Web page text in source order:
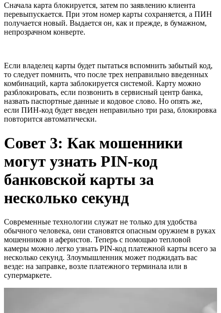
Сначала карта блокируется, затем по заявлению клиента
перевыпускается. При этом номер карты сохраняется, а ПИН
получается новый. Выдается он, как и прежде, в бумажном,
непрозрачном конверте.
Если владелец карты будет пытаться вспомнить забытый код,
то следует помнить, что после трех неправильно введенных
комбинаций, карта заблокируется системой. Карту можно
разблокировать, если позвонить в сервисный центр банка,
назвать паспортные данные и кодовое слово. Но опять же,
если ПИН-код будет введен неправильно три раза, блокировка
повторится автоматически.
Совет 3: Как мошенники
могут узнать PIN-код
банковской карты за
несколько секунд
Современные технологии служат не только для удобства
обычного человека, они становятся опасным оружием в руках
мошенников и аферистов. Теперь с помощью тепловой
камеры можно легко узнать PIN-код платежной карты всего за
несколько секунд. Злоумышленник может поджидать вас
везде: на заправке, возле платежного терминала или в
супермаркете.